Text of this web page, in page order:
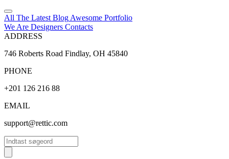
All The Latest Blog Awesome Portfolio
We Are Designers Contacts
ADDRESS
746 Roberts Road Findlay, OH 45840
PHONE
+201 126 216 88
EMAIL
support@rettic.com
Søg